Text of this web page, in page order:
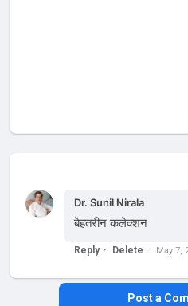
Dr. Sunil Nirala
बेहतरीन कलेक्शन
Reply Delete May 7,
Post a